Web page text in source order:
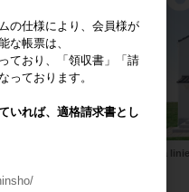
ャツ casa
の仕様により、会員様が
な帳票は、
ており、「領収書」「請
っております。
いれば、適格請求書とし